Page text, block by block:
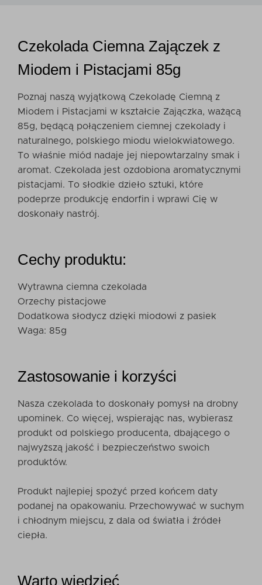
Czekolada Ciemna Zajączek z
Miodem i Pistacjami 85g
Poznaj naszą wyjątkową Czekoladę Ciemną z
Miodem i Pistacjami w kształcie Zajączka, ważącą
85g, będącą połączeniem ciemnej czekolady i
naturalnego, polskiego miodu wielokwiatowego.
To właśnie miód nadaje jej niepowtarzalny smak i
aromat. Czekolada jest ozdobiona aromatycznymi
pistacjami. To słodkie dzieło sztuki, które
podeprze produkcję endorfin i wprawi Cię w
doskonały nastrój.
Cechy produktu:
Wytrawna ciemna czekolada
Orzechy pistacjowe
Dodatkowa słodycz dzięki miodowi z pasiek
Waga: 85g
Zastosowanie i korzyści
Nasza czekolada to doskonały pomysł na drobny
upominek. Co więcej, wspierając nas, wybierasz
produkt od polskiego producenta, dbającego o
najwyższą jakość i bezpieczeństwo swoich
produktów.
Produkt najlepiej spożyć przed końcem daty
podanej na opakowaniu. Przechowywać w suchym
i chłodnym miejscu, z dala od światła i źródeł
ciepła.
Warto wiedzieć